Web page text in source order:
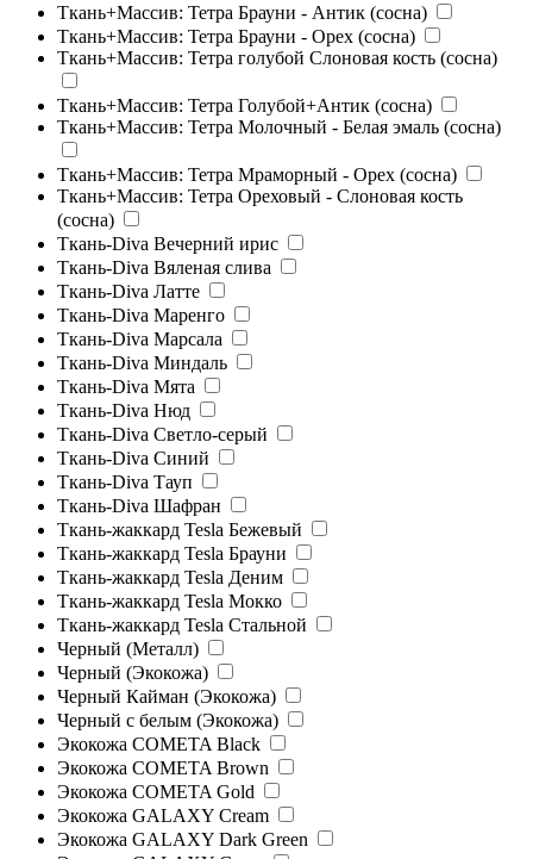
Ткань+Массив: Тетра Брауни - Антик (сосна)
Ткань+Массив: Тетра Брауни - Орех (сосна)
Ткань+Массив: Тетра голубой Слоновая кость (сосна)
Ткань+Массив: Тетра Голубой+Антик (сосна)
Ткань+Массив: Тетра Молочный - Белая эмаль (сосна)
Ткань+Массив: Тетра Мраморный - Орех (сосна)
Ткань+Массив: Тетра Ореховый - Слоновая кость
(сосна)
Ткань-Diva Вечерний ирис
Ткань-Diva Вяленая слива
Ткань-Diva Латте
Ткань-Diva Маренго
Ткань-Diva Марсала
Ткань-Diva Миндаль
Ткань-Diva Мята
Ткань-Diva Нюд
Ткань-Diva Светло-серый
Ткань-Diva Синий
Ткань-Diva Тауп
Ткань-Diva Шафран
Ткань-жаккард Tesla Бежевый
Ткань-жаккард Tesla Брауни
Ткань-жаккард Tesla Деним
Ткань-жаккард Tesla Мокко
Ткань-жаккард Tesla Стальной
Черный (Металл)
Черный (Экокожа)
Черный Кайман (Экокожа)
Черный с белым (Экокожа)
Экокожа COMETA Black
Экокожа COMETA Brown
Экокожа COMETA Gold
Экокожа GALAXY Cream
Экокожа GALAXY Dark Green